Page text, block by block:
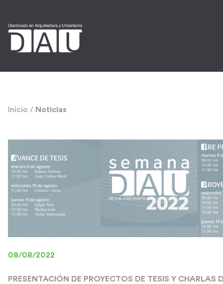
Inicio / Noticias
08/08/2022
PRESENTACIÓN DE PROYECTOS DE TESIS Y CHARLAS